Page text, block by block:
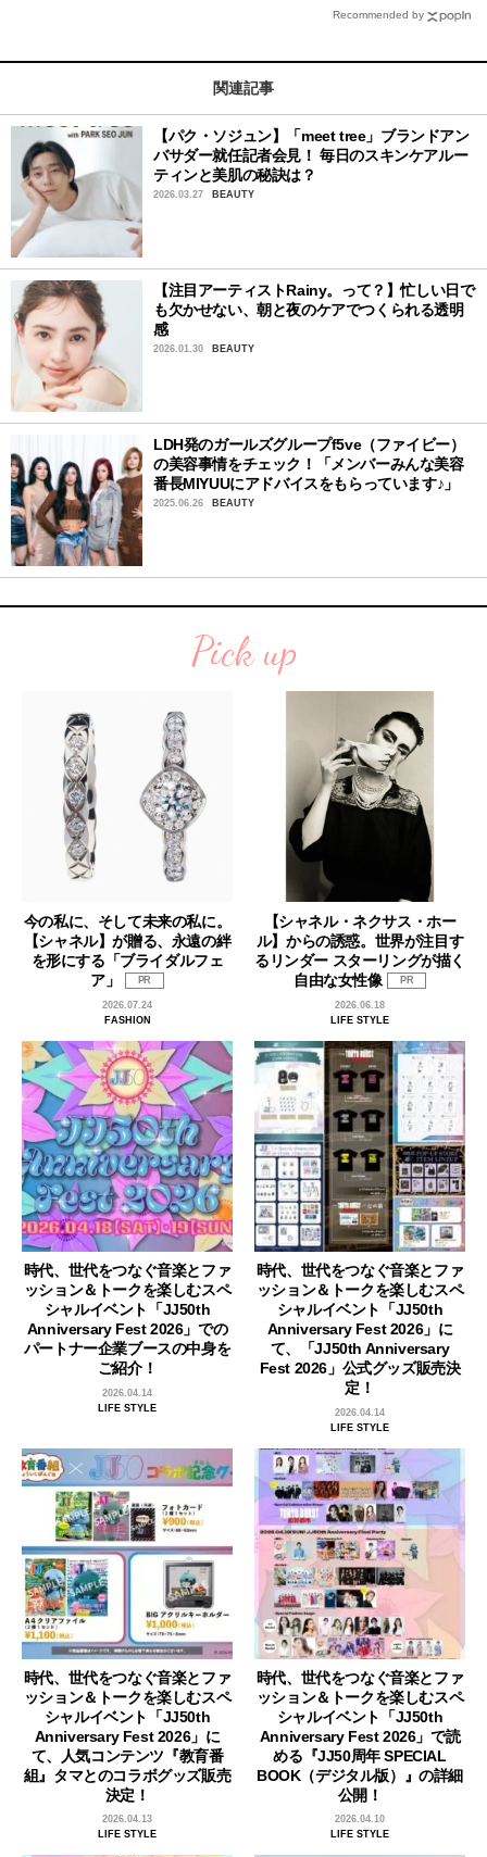
Recommended by
関連記事
【パク・ソジュン】「meet tree」ブランドアン
バサダー就任記者会見！ 毎日のスキンケアルー
ティンと美肌の秘訣は？
2026.03.27 BEAUTY
【注目アーティストRainy。って？】忙しい日で
も欠かせない、朝と夜のケアでつくられる透明
感
2026.01.30 BEAUTY
LDH発のガールズグループf5ve（ファイビー）
の美容事情をチェック！「メンバーみんな美容
番長MIYUUにアドバイスをもらっています♪」
2025.06.26 BEAUTY
Pick up
今の私に、そして未来の私に。
【シャネル】が贈る、永遠の絆
を形にする「ブライダルフェ
ア」
PR
2026.07.24
FASHION
【シャネル・ネクサス・ホー
ル】からの誘惑。世界が注目す
るリンダー スターリングが描く
自由な女性像
PR
2026.06.18
LIFE STYLE
時代、世代をつなぐ音楽とファ
ッション＆トークを楽しむスペ
シャルイベント「JJ50th
Anniversary Fest 2026」での
パートナー企業ブースの中身を
ご紹介！
2026.04.14
LIFE STYLE
時代、世代をつなぐ音楽とファ
ッション＆トークを楽しむスペ
シャルイベント「JJ50th
Anniversary Fest 2026」に
て、「JJ50th Anniversary
Fest 2026」公式グッズ販売決
定！
2026.04.14
LIFE STYLE
時代、世代をつなぐ音楽とファ
ッション＆トークを楽しむスペ
シャルイベント「JJ50th
Anniversary Fest 2026」に
て、人気コンテンツ『教育番
組』タマとのコラボグッズ販売
決定！
2026.04.13
LIFE STYLE
時代、世代をつなぐ音楽とファ
ッション＆トークを楽しむスペ
シャルイベント「JJ50th
Anniversary Fest 2026」で読
める『JJ50周年 SPECIAL
BOOK（デジタル版）』の詳細
公開！
2026.04.10
LIFE STYLE